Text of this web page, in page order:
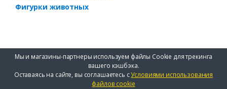
Фигурки животных
Мы и магазины-партнеры используем файлы Cookie для трекинга
вашего кэшбэка.
Оставаясь на сайте, вы соглашаетесь сУсловиями использования
файлов cookie